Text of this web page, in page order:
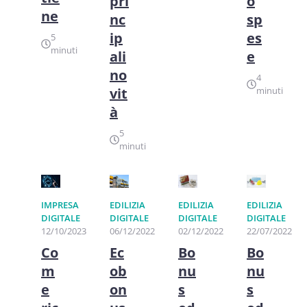
ne
5
minuti
nc
ip
ali
no
vit
à
5
minuti
sp
es
e
4
minuti
IMPRESA
DIGITALE
12/10/2023
Co
m
e
EDILIZIA
DIGITALE
06/12/2022
Ec
ob
on
EDILIZIA
DIGITALE
02/12/2022
Bo
nu
s
EDILIZIA
DIGITALE
22/07/2022
Bo
nu
s